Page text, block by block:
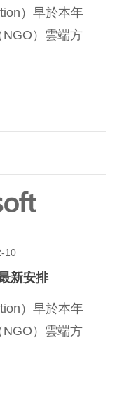
）早於本年
）雲端方
10
新安排
）早於本年
）雲端方